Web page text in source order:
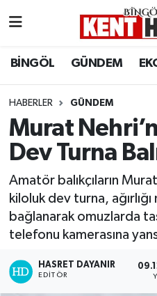
BİNGÖL GÜNDEM
HABERLER GÜNDEM
Murat
Dev Turna
Amatör balıkçıların
kiloluk dev turna, ağırlığı
bağlanarak omuzlarda
telefonu kamerasına
HASRET DAYANIR
EDITÖR
BİLİM-TEKNOLOJİ
DÜNYA
EĞİTİM
EKONOMİ
GENÇ
GÜNDEM
Bingöl Hava Durumu
Bingöl Namaz
Bingöl Trafik
Süper Lig Puan
Tüm Manşetler
Son Dakika Haberleri